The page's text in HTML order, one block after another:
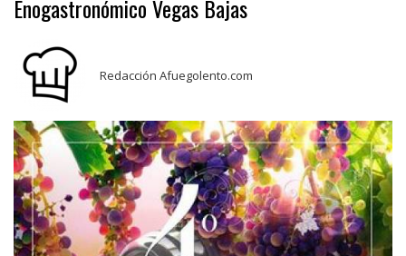
Enogastronómico Vegas Bajas
Redacción Afuegolento.com